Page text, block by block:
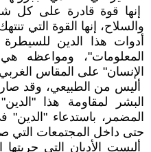
إنها قوة قادرة على كل
والسلاح، إنها القوة التي
أدوات هذا الدين
المعلومات"، ومواعظه
الإنسان" على المقاس
أليس من الطبيعي، وقد
البشر لمقاومة هذا
المضمر، باستدعاء "الدين"
حتى داخل المجتمعات التي
أليست الأديان التي